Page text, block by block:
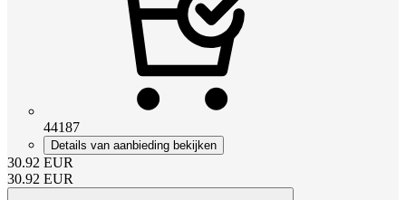
44187
Details van aanbieding bekijken
30.92 EUR
30.92 EUR